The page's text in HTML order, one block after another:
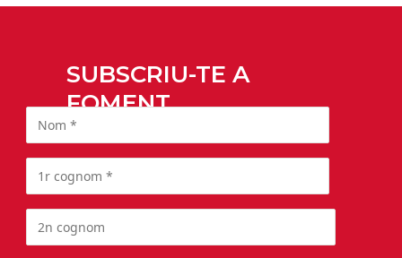
SUBSCRIU-TE A
FOMENT